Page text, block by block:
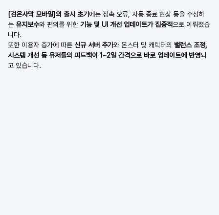
[검은사막 모바일]의 출시 초기 에는 접속 오류, 자동 종료 현상 등을 수정하
는 유지보수와 편의를 위한 기능 및 UI 개선 업데이트가 집중적으로 이뤄졌습
니다.
또한 이용자 증가에 따른 신규 서버 추가와 몬스터 및 캐릭터의 밸런스 조정,
시스템 개선 등 유저들의 피드백이 1~2일 간격으로 바로 업데이트에 반영되
고 있습니다.